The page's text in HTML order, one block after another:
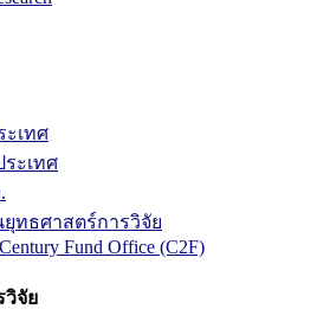
ะเทศ
ะเทศ
ทธศาสตร์การวิจัย
Fund Office (C2F)
วิจัย